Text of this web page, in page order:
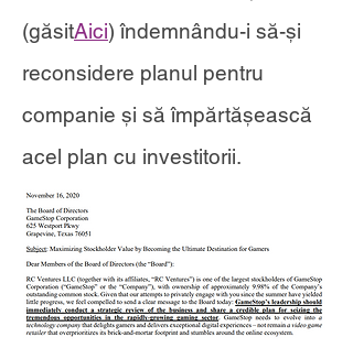
(găsitAici) îndemnându-i să-și
reconsidere planul pentru
companie și să împărtășească
acel plan cu investitorii.